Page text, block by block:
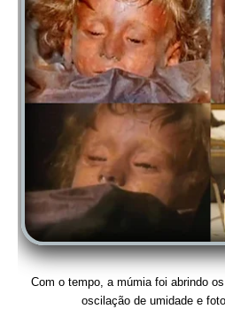
Com o tempo, a múmia foi abrindo
oscilação de umidade e